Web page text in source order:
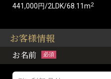
441,000円/2LDK/68.11m2
お客様情報
お名前 必須